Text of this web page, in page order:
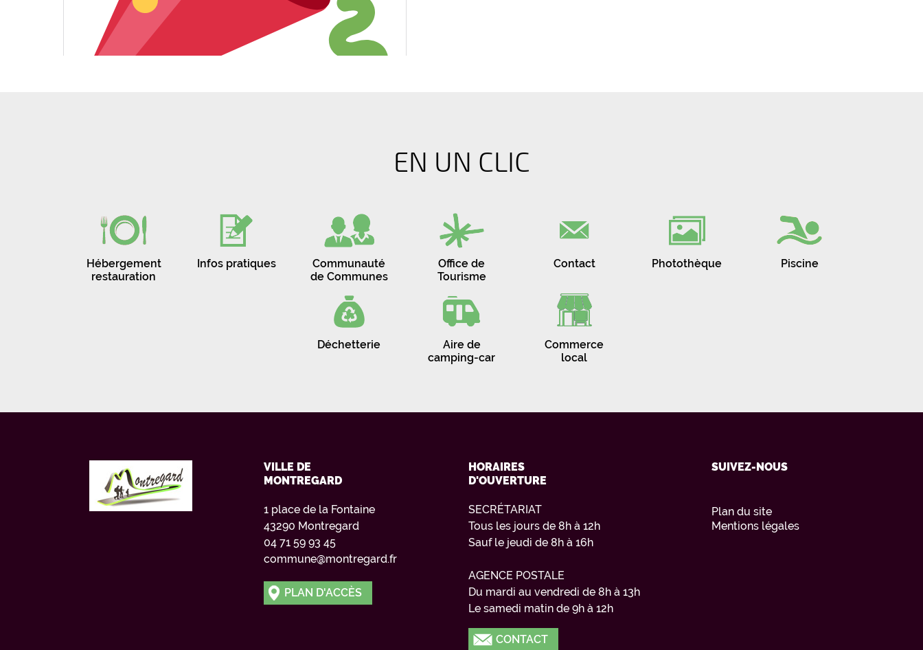
EN UN CLIC
Hébergement
restauration
Infos pratiques
Communauté
de Communes
Office de
Tourisme
Contact Photothèque Piscine
Déchetterie
Aire de
camping-car
Commerce
local
VILLE DE
MONTREGARD
1 place de la Fontaine
43290 Montregard
04 71 59 93 45
commune@montregard.fr
PLAN D'ACCÈS
HORAIRES
D'OUVERTURE
SECRÉTARIAT
Tous les jours de 8h à 12h
Sauf le jeudi de 8h à 16h
AGENCE POSTALE
Du mardi au vendredi de 8h à 13h
Le samedi matin de 9h à 12h
CONTACT
SUIVEZ-NOUS
Plan du site
Mentions légales